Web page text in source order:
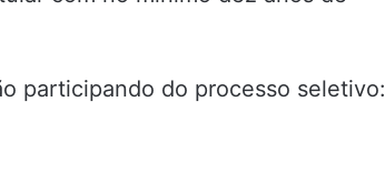
participando do processo seletivo: